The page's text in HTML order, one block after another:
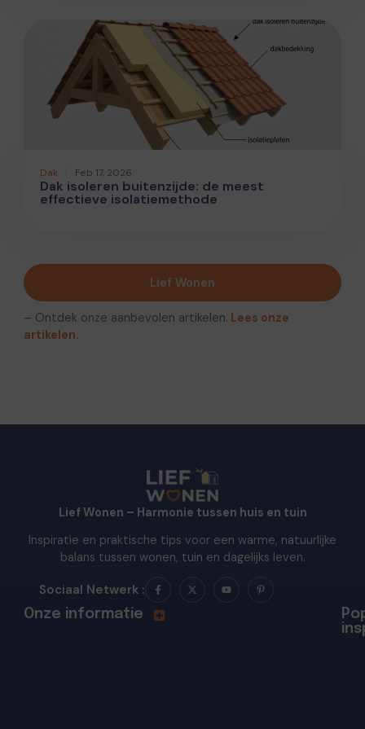
Dak Feb 17, 2026
Dak isoleren buitenzijde: de meest
effectieve isolatiemethode
Lief Wonen
– Ontdek onze aanbevolen artikelen. Lees onze
artikelen.
Lief Wonen – Harmonie tussen huis en tuin
Inspiratie en praktische tips voor een warme, natuurlijke
balans tussen wonen, tuin en dagelijks leven.
Sociaal Netwerk :
Onze informatie